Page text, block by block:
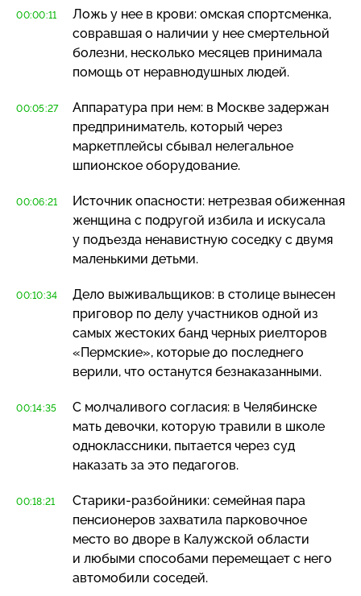
00:00:11
Ложь у нее в крови: омская спортсменка,
совравшая о наличии у нее смертельной
болезни, несколько месяцев принимала
помощь от неравнодушных людей.
00:05:27
Аппаратура при нем: в Москве задержан
предприниматель, который через
маркетплейсы сбывал нелегальное
шпионское оборудование.
00:06:21
Источник опасности: нетрезвая обиженная
женщина с подругой избила и искусала
у подъезда ненавистную соседку с двумя
маленькими детьми.
00:10:34
Дело выживальщиков: в столице вынесен
приговор по делу участников одной из
самых жестоких банд черных риелторов
«Пермские», которые до последнего
верили, что останутся безнаказанными.
00:14:35
С молчаливого согласия: в Челябинске
мать девочки, которую травили в школе
одноклассники, пытается через суд
наказать за это педагогов.
00:18:21 Старики-разбойники: семейная пара
пенсионеров захватила парковочное
место во дворе в Калужской области
и любыми способами перемещает с него
автомобили соседей.